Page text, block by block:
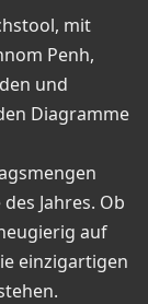
mit
Penh,
und
Diagramme
Jahres. Ob
auf
einzigartigen